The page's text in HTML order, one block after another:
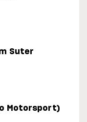
Suter
Motorsport)